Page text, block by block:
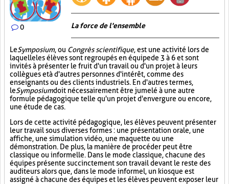
0 La force de l'ensemble
LeSymposium, ou Congrès scientifique, est une activité lors de
laquelle les élèves sont regroupés en équipe de 3 à 6 et sont
invités à présenter le fruit d'un travail ou d'un projet à leurs
collègues et à d'autres personnes d'intérêt, comme des
enseignants ou des clients industriels. En d'autres termes,
leSymposiumdoit nécessairement être jumelé à une autre
formule pédagogique telle qu'un projet d'envergure ou encore,
une étude de cas.
Lors de cette activité pédagogique, les élèves peuvent présenter
leur travail sous diverses formes : une présentation orale, une
affiche, une simulation vidéo, une maquette ou une
démonstration. De plus, la manière de procéder peut être
classique ou informelle. Dans le mode classique, chacune des
équipes présente succinctement son travail devant le reste des
auditeurs alors que, dans le mode informel, un kiosque est
assigné à chacune des équipes et les élèves peuvent exposer leur